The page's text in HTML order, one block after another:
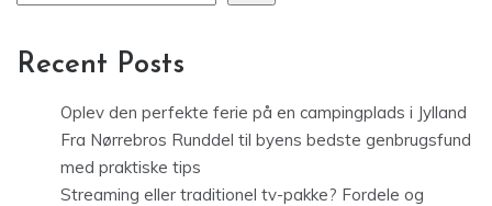
Recent Posts
Oplev den perfekte ferie på en campingplads i Jylland
Fra Nørrebros Runddel til byens bedste genbrugsfund
med praktiske tips
Streaming eller traditionel tv-pakke? Fordele og